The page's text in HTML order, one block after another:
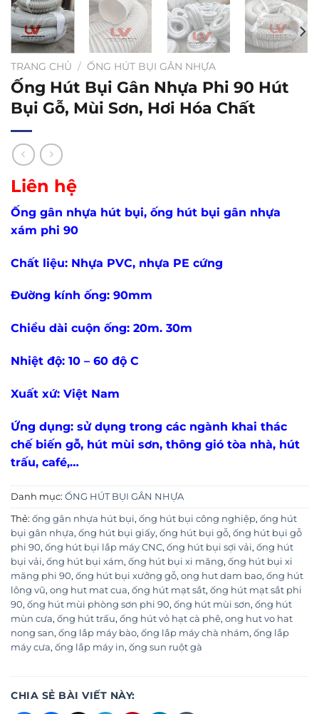
TRANG CHỦ / ỐNG HÚT BỤI GÂN NHỰA
Ống Hút Bụi Gân Nhựa Phi 90 Hút
Bụi Gỗ, Mùi Sơn, Hơi Hóa Chất
Liên hệ
Ống gân nhựa hút bụi, ống hút bụi gân nhựa
xám phi 90
Chất liệu: Nhựa PVC, nhựa PE cứng
Đường kính ống: 90mm
Chiều dài cuộn ống: 20m. 30m
Nhiệt độ: 10 – 60 độ C
Xuất xứ: Việt Nam
Ứng dụng: sử dụng trong các ngành khai thác
chế biến gỗ, hút mùi sơn, thông gió tòa nhà, hút
trấu, café,…
Danh mục: ỐNG HÚT BỤI GÂN NHỰA
Thẻ: ống gân nhựa hút bụi, ống hút bụi công nghiệp, ống hút
bụi gân nhựa, ống hút bụi giấy, ống hút bụi gỗ, ống hút bụi gỗ
phi 90, ống hút bụi lắp máy CNC, ống hút bụi sợi vải, ống hút
bụi vải, ống hút bụi xám, ống hút bụi xi măng, ống hút bụi xi
măng phi 90, ống hút bụi xưởng gỗ, ong hut dam bao, ống hút
lông vũ, ong hut mat cua, ống hút mạt sắt, ống hút mạt sắt phi
90, ống hút mùi phòng sơn phi 90, ống hút mùi sơn, ống hút
mùn cưa, ống hút trấu, ống hút vỏ hạt cà phê, ong hut vo hat
nong san, ống lắp máy bào, ống lắp máy chà nhám, ống lắp
máy cưa, ống lắp máy in, ống sun ruột gà
CHIA SẺ BÀI VIẾT NÀY: